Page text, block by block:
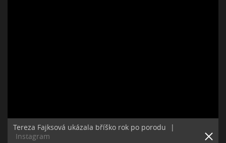
Tereza Fajksová ukázala bříško rok po porodu
|
Instagram